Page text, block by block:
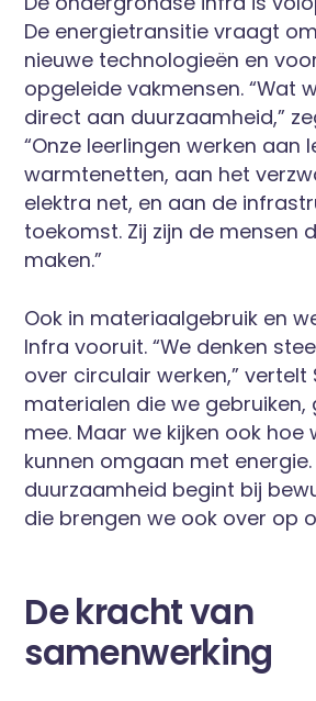
De energietransitie vraagt
nieuwe technologieën en
opgeleide vakmensen. “Wat
direct aan duurzaamheid,”
“Onze leerlingen werken aan
warmtenetten, aan het
elektra net, en aan de
toekomst. Zij zijn de mensen
maken.”
Ook in materiaalgebruik en
Infra vooruit. “We denken
over circulair werken,” vertelt
materialen die we gebruiken,
mee. Maar we kijken ook hoe
kunnen omgaan met
duurzaamheid begint bij
die brengen we ook over op
De kracht van
samenwerking